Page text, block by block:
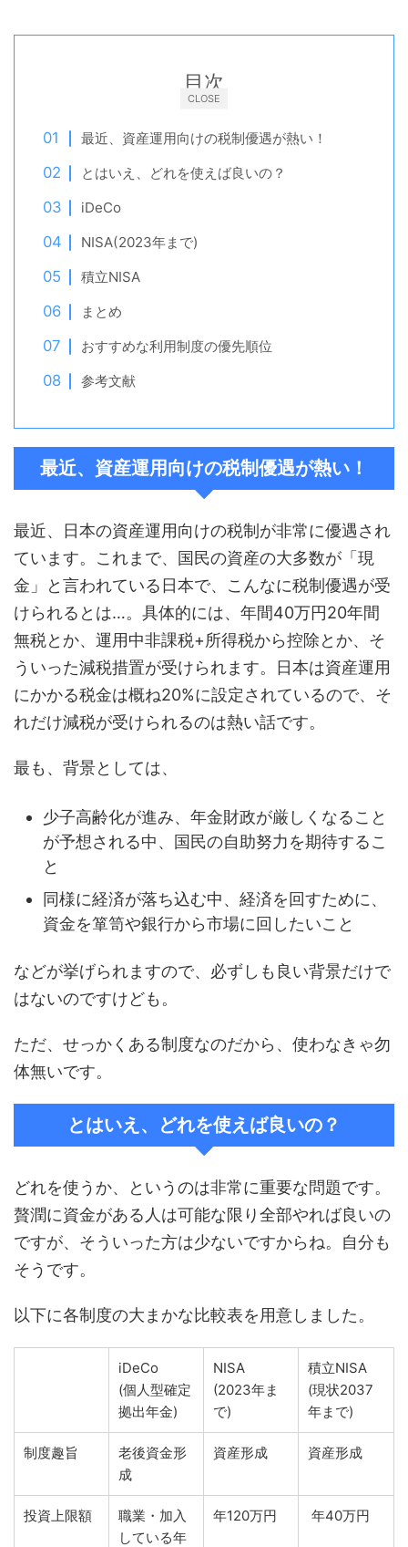
CLOSE
目次
最近、資産運用向けの税制優遇が熱い！
とはいえ、どれを使えば良いの？
iDeCo
NISA(2023年まで)
積立NISA
まとめ
おすすめな利用制度の優先順位
参考文献
最近、資産運用向けの税制優遇が熱い！
最近、日本の資産運用向けの税制が非常に優遇され
ています。これまで、国民の資産の大多数が「現
金」と言われている日本で、こんなに税制優遇が受
けられるとは…。具体的には、年間40万円20年間
無税とか、運用中非課税+所得税から控除とか、そ
ういった減税措置が受けられます。日本は資産運用
にかかる税金は概ね20%に設定されているので、そ
れだけ減税が受けられるのは熱い話です。
最も、背景としては、
少子高齢化が進み、年金財政が厳しくなること
が予想される中、国民の自助努力を期待するこ
と
同様に経済が落ち込む中、経済を回すために、
資金を箪笥や銀行から市場に回したいこと
などが挙げられますので、必ずしも良い背景だけで
はないのですけども。
ただ、せっかくある制度なのだから、使わなきゃ勿
体無いです。
とはいえ、どれを使えば良いの？
どれを使うか、というのは非常に重要な問題です。
贅潤に資金がある人は可能な限り全部やれば良いの
ですが、そういった方は少ないですからね。自分も
そうです。
以下に各制度の大まかな比較表を用意しました。
iDeCo
(個人型確定
拠出年金)
NISA
(2023年ま
で)
積立NISA
(現状2037
年まで)
制度趣旨
老後資金形
成
資産形成 資産形成
投資上限額
職業・加入
している年
年120万円 年40万円